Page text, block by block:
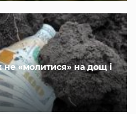
«молитися» на дощ і